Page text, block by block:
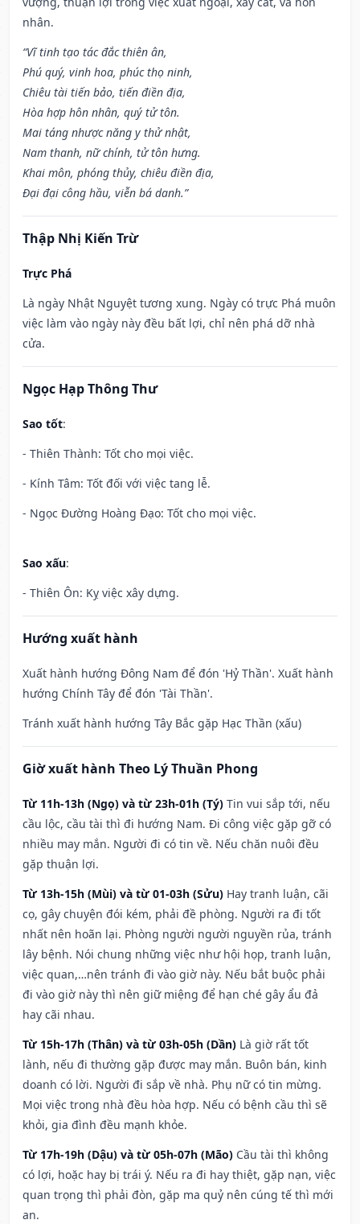
nhân.
“Vĩ tinh tạo tác đắc thiên ân,
Phú quý, vinh hoa, phúc thọ ninh,
Chiêu tài tiến bảo, tiến điền địa,
Hòa hợp hôn nhân, quý tử tôn.
Mai táng nhược năng y thử nhật,
Nam thanh, nữ chính, tử tôn hưng.
Khai môn, phóng thủy, chiêu điền địa,
Đại đại công hầu, viễn bá danh.”
Thập Nhị Kiến Trừ
Trực Phá
Là ngày Nhật Nguyệt tương xung. Ngày có trực Phá muôn
việc làm vào ngày này đều bất lợi, chỉ nên phá dỡ nhà
cửa.
Ngọc Hạp Thông Thư
Sao tốt:
- Thiên Thành: Tốt cho mọi việc.
- Kính Tâm: Tốt đối với việc tang lễ.
- Ngọc Đường Hoàng Đạo: Tốt cho mọi việc.
Sao xấu:
- Thiên Ôn: Kỵ việc xây dựng.
Hướng xuất hành
Xuất hành hướng Đông Nam để đón 'Hỷ Thần'. Xuất hành
hướng Chính Tây để đón 'Tài Thần'.
Tránh xuất hành hướng Tây Bắc gặp Hạc Thần (xấu)
Giờ xuất hành Theo Lý Thuần Phong
Từ 11h-13h (Ngọ) và từ 23h-01h (Tý) Tin vui sắp tới, nếu
cầu lộc, cầu tài thì đi hướng Nam. Đi công việc gặp gỡ có
nhiều may mắn. Người đi có tin về. Nếu chăn nuôi đều
gặp thuận lợi.
Từ 13h-15h (Mùi) và từ 01-03h (Sửu) Hay tranh luận, cãi
cọ, gây chuyện đói kém, phải đề phòng. Người ra đi tốt
nhất nên hoãn lại. Phòng người người nguyền rủa, tránh
lây bệnh. Nói chung những việc như hội họp, tranh luận,
việc quan,…nên tránh đi vào giờ này. Nếu bắt buộc phải
đi vào giờ này thì nên giữ miệng để hạn ché gây ẩu đả
hay cãi nhau.
Từ 15h-17h (Thân) và từ 03h-05h (Dần) Là giờ rất tốt
lành, nếu đi thường gặp được may mắn. Buôn bán, kinh
doanh có lời. Người đi sắp về nhà. Phụ nữ có tin mừng.
Mọi việc trong nhà đều hòa hợp. Nếu có bệnh cầu thì sẽ
khỏi, gia đình đều mạnh khỏe.
Từ 17h-19h (Dậu) và từ 05h-07h (Mão) Cầu tài thì không
có lợi, hoặc hay bị trái ý. Nếu ra đi hay thiệt, gặp nạn, việc
quan trọng thì phải đòn, gặp ma quỷ nên cúng tế thì mới
an.